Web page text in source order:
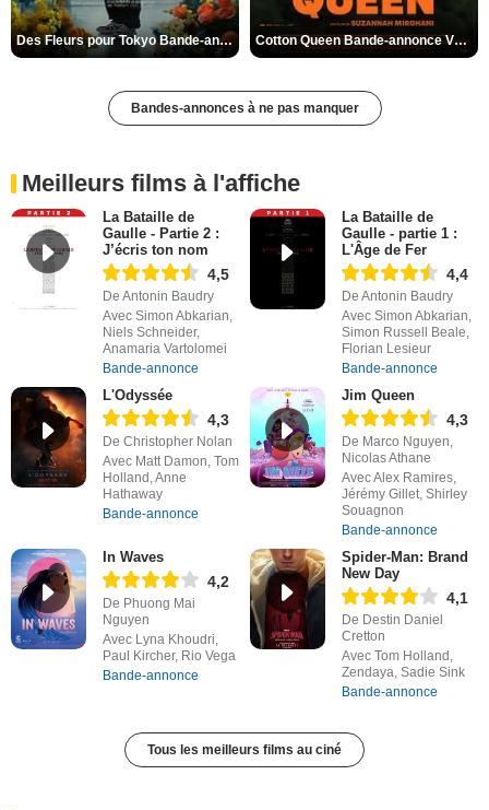
Des Fleurs pour Tokyo Bande-annonce VO STFR Cotton Queen Bande-annonce VO STFR
Bandes-annonces à ne pas manquer
Meilleurs films à l'affiche
La Bataille de
Gaulle - Partie 2 :
J’écris ton nom
4,5
De Antonin Baudry
Avec Simon Abkarian,
Niels Schneider,
Anamaria Vartolomei
Bande-annonce
La Bataille de
Gaulle - partie 1 :
L'Âge de Fer
4,4
De Antonin Baudry
Avec Simon Abkarian,
Simon Russell Beale,
Florian Lesieur
Bande-annonce
L'Odyssée
4,3
De Christopher Nolan
Avec Matt Damon, Tom
Holland, Anne
Hathaway
Bande-annonce
Jim Queen
4,3
De Marco Nguyen,
Nicolas Athane
Avec Alex Ramires,
Jérémy Gillet, Shirley
Souagnon
Bande-annonce
In Waves
4,2
De Phuong Mai
Nguyen
Avec Lyna Khoudri,
Paul Kircher, Rio Vega
Bande-annonce
Spider-Man: Brand
New Day
4,1
De Destin Daniel
Cretton
Avec Tom Holland,
Zendaya, Sadie Sink
Bande-annonce
Tous les meilleurs films au ciné